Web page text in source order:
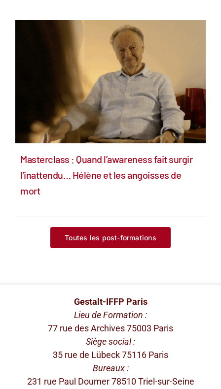
Masterclass : Quand l’awareness fait surgir
l’inattendu… Hélène et les angoisses de
mort
Toutes les post-formations
Gestalt-IFFP Paris
Lieu de Formation :
77 rue des Archives 75003 Paris
Siège social :
35 rue de Lübeck 75116 Paris
Bureaux :
231 rue Paul Doumer 78510 Triel-sur-Seine